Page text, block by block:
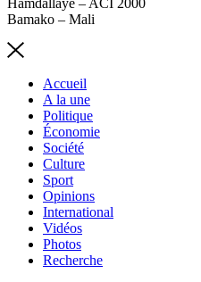
Bamako – Mali
Accueil
A la une
Politique
Économie
Société
Culture
Sport
Opinions
International
Vidéos
Photos
Recherche